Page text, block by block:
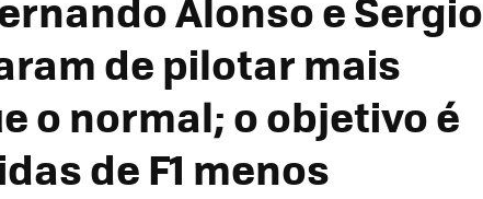
de pilotar mais
o normal; o objetivo é
de F1 menos